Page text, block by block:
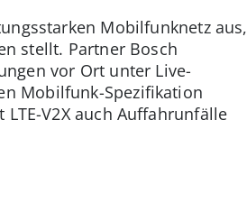
Mobilfunknetz aus,
stellt. Partner Bosch
vor Ort unter Live-
Mobilfunk-Spezifikation
V2X auch Auffahrunfälle